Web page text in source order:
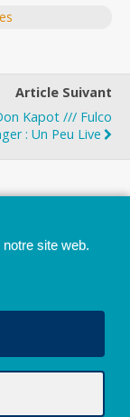
Article Suivant
Kapot /// Fulco
: Un Peu Live
site web.